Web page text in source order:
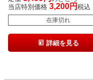
当店特別価格 3,200 税込
在庫切れ
詳細を見る